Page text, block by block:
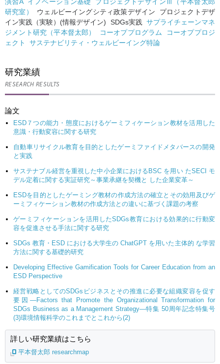
演習A イノベーション基礎
プロジェクトデザインⅢ（平本督太郎
研究室）
ウェルビーイングシティ政策デザイン プロジェクトデザ
イン実践（実験）(情報デザイン) SDGs実践 サプライチェーンマネ
ジメント研究（平本督太郎）
コーオププログラム
コーオププロジ
ェクト
サステナビリティ・ウェルビーイング特論
研究業績
RESEARCH RESULTS
論文
ESD７つの能力・態度におけるゲーミフィケーション教材を活用した
意識・行動変容に関する研究
自動車リサイクル教育を目的としたゲーミファイドメタバースの開発
と実践
サステナブル経営を重視した中小企業におけるBSC を用い たSECI モ
デル定着に関する実証研究～事業承継を契機と した企業変革～
ESDを目的としたゲーミング教材の作成方法の確立とその効用及びゲ
ーミフィケーション教材の作成方法との違いに基づく課題の考察
ゲーミフィケーションを活用したSDGs教育における効果的に行動変
容を促進させる手法に関する研究
SDGs 教育・ESD における大学生の ChatGPT を用いた主体的 な学習
方法に関する基礎的研究
Developing Effective Gamification Tools for Career Education from an
ESD Perspective
経営戦略としてのSDGsビジネスとその推進に必要な組織変容を促す
要因—Factors that Promote the Organizational Transformation for
SDGs Business as a Management Strategy—特集 50周年記念特集号
(3)環境情報科学のこれまでとこれから(2)
詳しい研究業績はこちら
平本督太郎 researchmap